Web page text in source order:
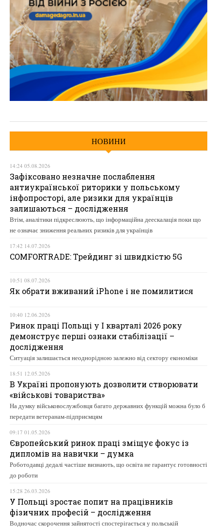
НОВИНИ
14:24 05.08.2026
Зафіксовано незначне послаблення
антиукраїнської риторики у польському
інфопросторі, але ризики для українців
залишаються – дослідження
Втім, аналітики підкреслюють, що інформаційна деескалація поки що
не означає зниження реальних ризиків для українців
17:42 14.07.2026
COMFORTRADE: Трейдинг зі швидкістю 5G
10:51 08.07.2026
Як обрати вживаний iPhone і не помилитися
10:40 12.06.2026
Ринок праці Польщі у І кварталі 2026 року
демонструє перші ознаки стабілізації –
дослідження
Ситуація залишається неоднорідною залежно від сектору економіки
18:51 12.05.2026
В Україні пропонують дозволити створювати
«військові товариства»
На думку військовослужбовця багато державних функцій можна було б
передати ветеранам-підприємцям
09:17 01.05.2026
Європейський ринок праці зміщує фокус із
дипломів на навички – думка
Роботодавці дедалі частіше визнають, що освіта не гарантує готовності
до роботи
15:28 26.03.2026
У Польщі зростає попит на працівників
фізичних професій – дослідження
Водночас скорочення зайнятості спостерігається у польській